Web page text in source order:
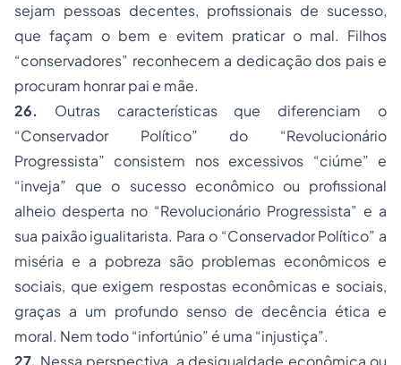
sejam pessoas decentes, profissionais de sucesso,
que façam o bem e evitem praticar o mal. Filhos
“conservadores” reconhecem a dedicação dos pais e
procuram honrar pai e mãe.
26. Outras características que diferenciam o
“Conservador Político” do “Revolucionário
Progressista” consistem nos excessivos “ciúme” e
“inveja” que o sucesso econômico ou profissional
alheio desperta no “Revolucionário Progressista” e a
sua paixão igualitarista. Para o “Conservador Político” a
miséria e a pobreza são problemas econômicos e
sociais, que exigem respostas econômicas e sociais,
graças a um profundo senso de decência ética e
moral. Nem todo “infortúnio” é uma “injustiça”.
27. Nessa perspectiva, a desigualdade econômica ou